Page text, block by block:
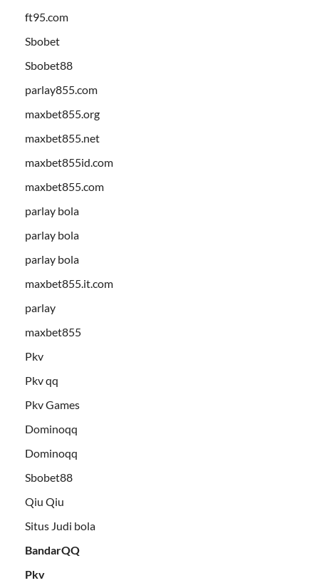
ft95.com
Sbobet
Sbobet88
parlay855.com
maxbet855.org
maxbet855.net
maxbet855id.com
maxbet855.com
parlay bola
parlay bola
parlay bola
maxbet855.it.com
parlay
maxbet855
Pkv
Pkv qq
Pkv Games
Dominoqq
Dominoqq
Sbobet88
Qiu Qiu
Situs Judi bola
BandarQQ
Pkv